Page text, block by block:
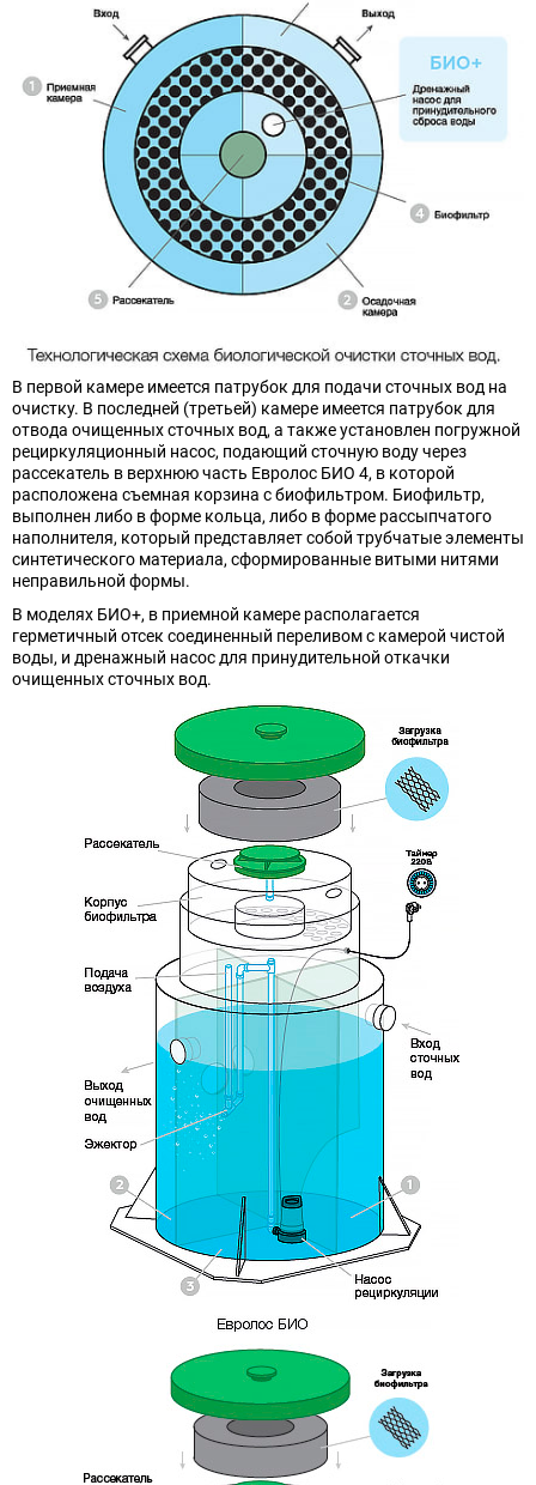
В первой камере имеется патрубок для подачи сточных вод на
очистку. В последней (третьей) камере имеется патрубок для
отвода очищенных сточных вод, а также установлен погружной
рециркуляционный насос, подающий сточную воду через
рассекатель в верхнюю часть Евролос БИО 4, в которой
расположена съемная корзина с биофильтром. Биофильтр,
выполнен либо в форме кольца, либо в форме рассыпчатого
наполнителя, который представляет собой трубчатые элементы
синтетического материала, сформированные витыми нитями
неправильной формы.
В моделях БИО+, в приемной камере располагается
герметичный отсек соединенный переливом с камерой чистой
воды, и дренажный насос для принудительной откачки
очищенных сточных вод.